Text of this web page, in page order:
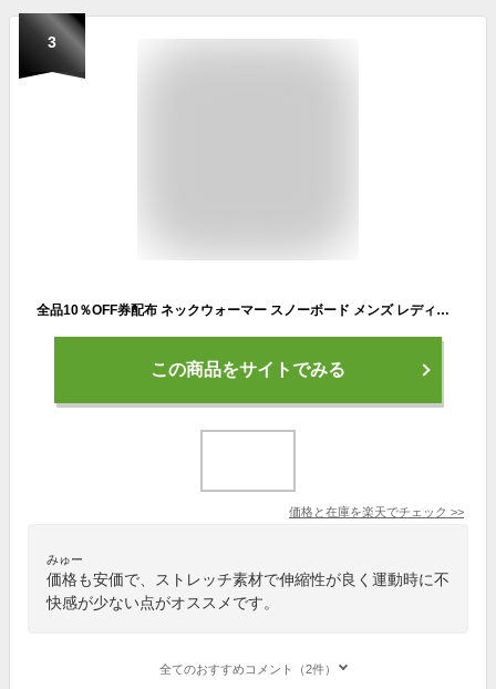
3
全品10％OFF券配布 ネックウォーマー スノーボード メンズ レディース スキー フリース ネックウォーマー ネックガード マフラー 防寒 通勤 通学 冬用 PONTAPES/ポンタぺス PONF-102
この商品をサイトでみる
価格と在庫を楽天でチェック >>
みゅー
価格も安価で、ストレッチ素材で伸縮性が良く運動時に不
快感が少ない点がオススメです。
全てのおすすめコメント（2件）